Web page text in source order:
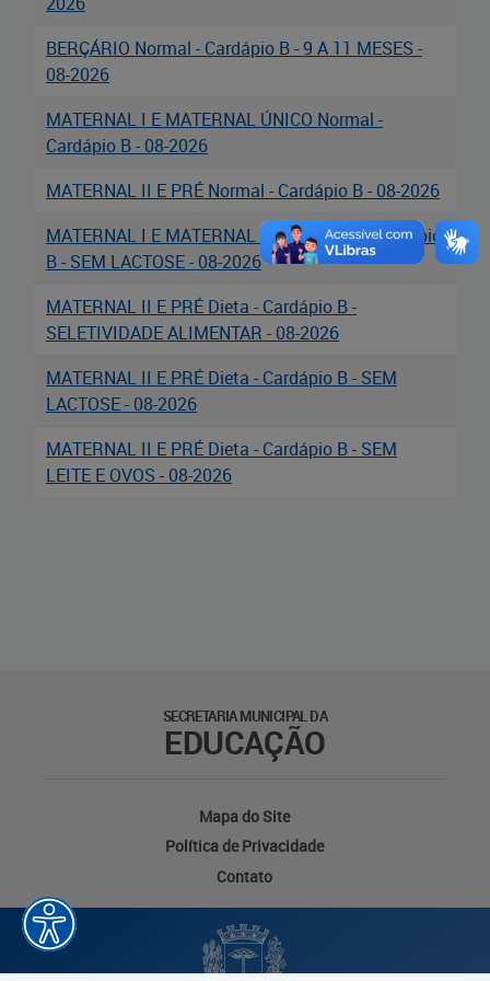
Cadastramento Escolar
Cadastro Online
Portal ICS Instituto Curitiba de
Saúde
Portal Aprendere
Portal do Servidor
BERÇÁRIO Normal - Cardápio B - 9 A 11 MESES -
08-2026
MATERNAL I E MATERNAL ÚNICO Normal -
Cardápio B - 08-2026
MATERNAL II E PRÉ Normal - Cardápio B - 08-2026
MATERNAL I E MATERNAL ÚNICO Dieta - Cardápio
B - SEM LACTOSE - 08-2026
MATERNAL II E PRÉ Dieta - Cardápio B -
SELETIVIDADE ALIMENTAR - 08-2026
MATERNAL II E PRÉ Dieta - Cardápio B - SEM
LACTOSE - 08-2026
MATERNAL II E PRÉ Dieta - Cardápio B - SEM
LEITE E OVOS - 08-2026
SECRETARIA MUNICIPAL DA
EDUCAÇÃO
Mapa do Site
Política de Privacidade
Contato